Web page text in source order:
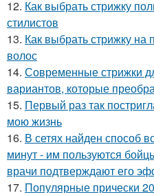
12. Как выбрать стрижку
стилистов
13. Как выбрать стрижку на
волос
14. Современные стрижки
вариантов, которые
15. Первый раз так
мою жизнь
16. В сетях найден способ
минут - им пользуются
врачи подтверждают его
17. Популярные прически